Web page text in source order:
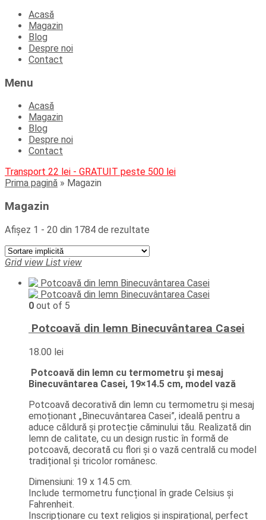
Skip
content
Acasă
Magazin
Blog
Despre noi
Contact
Menu
Acasă
Magazin
Blog
Despre noi
Contact
Transport 22 lei - GRATUIT peste 500 lei
Prima pagină » Magazin
Magazin
Afișez 1 - 20 din 1784 de rezultate
Grid view List view
0 out of 5
Potcoavă din lemn Binecuvântarea Casei
18.00 lei
Potcoavă din lemn cu termometru și mesaj
Binecuvântarea Casei, 19×14.5 cm, model vază
Potcoavă decorativă din lemn cu termometru și mesaj
emoționant „Binecuvântarea Casei”, ideală pentru a
aduce căldură și protecție căminului tău. Realizată din
lemn de calitate, cu un design rustic în formă de
potcoavă, decorată cu flori și o vază centrală cu model
tradițional și tricolor românesc.
Dimensiuni: 19 x 14.5 cm.
Include termometru funcțional în grade Celsius și
Fahrenheit.
Inscripționare cu text religios și inspirațional, perfect